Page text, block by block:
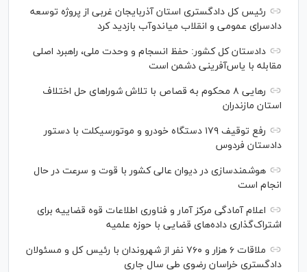
رئیس کل دادگستری استان آذربایجان غربی از پروژه توسعه
دادسرای عمومی و انقلاب میاندوآب بازدید کرد
دادستان کل کشور: حفظ انسجام و وحدت ملی، راهبرد اصلی
مقابله با یاس‌آفرینی دشمن است
رهایی ۸ محکوم به قصاص با تلاش شورا‌های حل اختلاف
استان مازندران
رفع توقیف ۱۷۹ دستگاه خودرو و موتورسیکلت با دستور
دادستان فردوس
هوشمندسازی در دیوان عالی کشور با قوت و سرعت در حال
انجام است
اعلام آمادگی مرکز آمار و فناوری اطلاعات قوه قضاییه برای
اشتراک‌گذاری داده‌های قضایی با حوزه علمیه
ملاقات ۶ هزار و ۷۶۰ نفر از شهروندان با رئیس کل و مسئولان
دادگستری خراسان رضوی طی سال جاری